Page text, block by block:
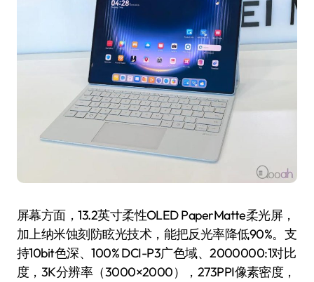
屏幕方面，13.2英寸柔性OLED PaperMatte柔光屏，
加上纳米蚀刻防眩光技术，能把反光率降低90%。支
持10bit色深、100% DCI-P3广色域、2000000:1对比
度，3K分辨率（3000×2000），273PPI像素密度，